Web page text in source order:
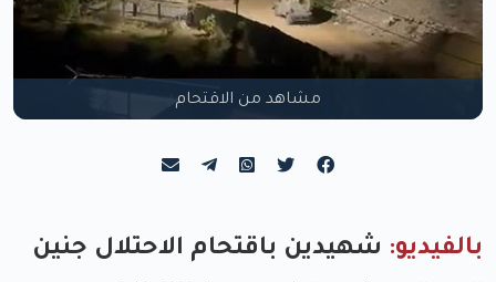
مشاهد من الاقتحام
بالفيديو: شهيدين باقتحام الاحتلال جنين